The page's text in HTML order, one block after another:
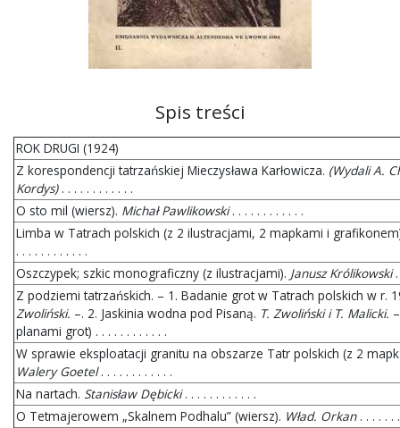
Spis treści
ROK DRUGI (1924)
Z korespondencji tatrzańskiej Mieczysława Karłowicza. (Wydali A.
Kordys). . . . . . . . . . . .
O sto mil (wiersz). Michał Pawlikowski. . . . . . . . . . . .
Limba w Tatrach polskich (z 2 ilustracjami, 2 mapkami i
. . . . . . . . . . . .
Oszczypek; szkic monograficzny (z ilustracjami). Janusz Królikowski.
Z podziemi tatrzańskich. – 1. Badanie grot w Tatrach polskich w r.
Zwoliński. –. 2. Jaskinia wodna pod Pisaną. T. Zwoliński i T. Malicki.
planami grot) . . . . . . . . . . . .
W sprawie eksploatacji granitu na obszarze Tatr polskich (z 2
Walery Goetel. . . . . . . . . . . .
Na nartach. Stanisław Dębicki. . . . . . . . . . . .
O Tetmajerowem „Skalnem Podhalu” (wiersz). Wład. Orkan. . . . . .